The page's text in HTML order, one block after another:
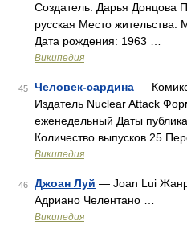
Создатель: Дарья Донцова
русская Место жительства:
Дата рождения: 1963 …
Википедия
45 Человек-сардина —
Издатель Nuclear Attack
еженедельный Даты
Количество выпусков 25
Википедия
46 Джоан Луй — Joan Lui Жанр
Адриано Челентано …
Википедия